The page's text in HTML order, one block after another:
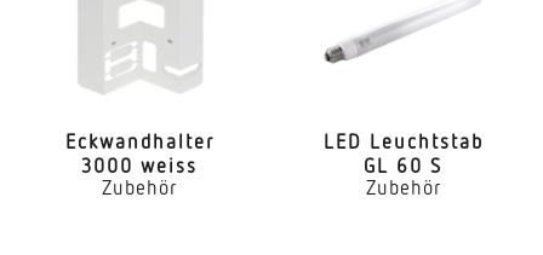
Eckwand­halter
3000 weiss
Zubehör
LED Leuchtstab
GL 60 S
Zubehör